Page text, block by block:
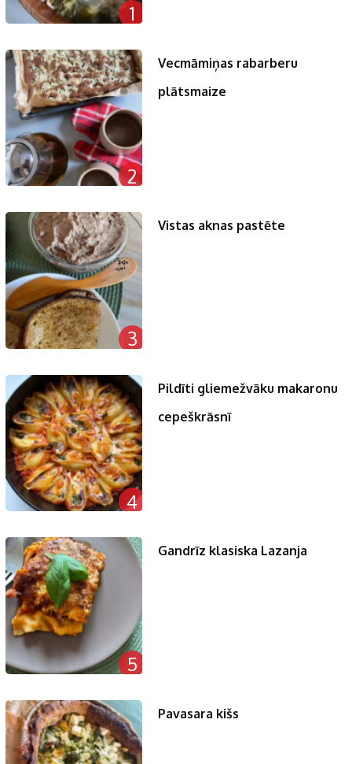
1
2
Vecmāmiņas rabarberu
plātsmaize
3
Vistas aknas pastēte
4
Pildīti gliemežvāku makaronu
cepeškrāsnī
5
Gandrīz klasiska Lazanja
Pavasara kišs